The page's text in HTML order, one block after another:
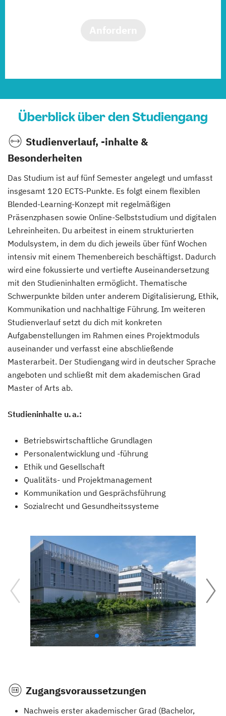
Überblick über den Studiengang
Studienverlauf, -inhalte &
Besonderheiten
Das Studium ist auf fünf Semester angelegt und umfasst
insgesamt 120 ECTS-Punkte. Es folgt einem flexiblen
Blended-Learning-Konzept mit regelmäßigen
Präsenzphasen sowie Online-Selbststudium und digitalen
Lehreinheiten. Du arbeitest in einem strukturierten
Modulsystem, in dem du dich jeweils über fünf Wochen
intensiv mit einem Themenbereich beschäftigst. Dadurch
wird eine fokussierte und vertiefte Auseinandersetzung
mit den Studieninhalten ermöglicht. Thematische
Schwerpunkte bilden unter anderem Digitalisierung, Ethik,
Kommunikation und nachhaltige Führung. Im weiteren
Studienverlauf setzt du dich mit konkreten
Aufgabenstellungen im Rahmen eines Projektmoduls
auseinander und verfasst eine abschließende
Masterarbeit. Der Studiengang wird in deutscher Sprache
angeboten und schließt mit dem akademischen Grad
Master of Arts ab.
Studieninhalte u. a.:
Betriebswirtschaftliche Grundlagen
Personalentwicklung und -führung
Ethik und Gesellschaft
Qualitäts- und Projektmanagement
Kommunikation und Gesprächsführung
Sozialrecht und Gesundheitssysteme
Zugangsvoraussetzungen
Nachweis erster akademischer Grad (Bachelor,